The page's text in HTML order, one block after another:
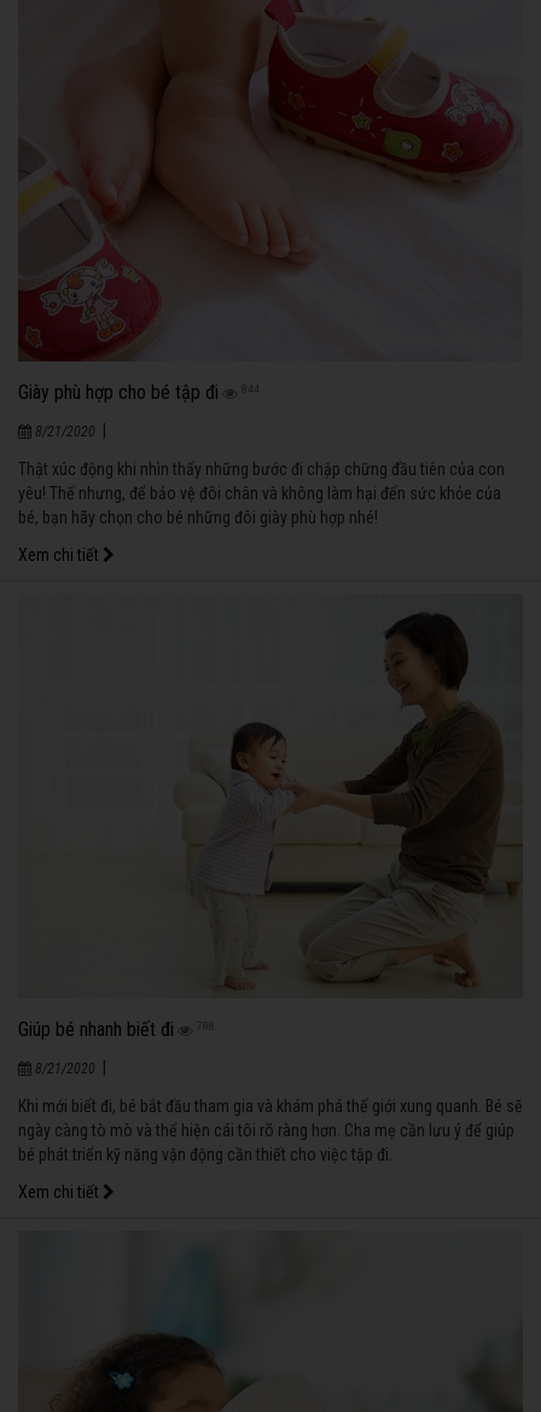
Giày phù hợp cho bé tập đi 844
8/21/2020
Thật xúc động khi nhìn thấy những bước đi chập chững đầu tiên của con
yêu! Thế nhưng, để bảo vệ đôi chân và không làm hại đến sức khỏe của
bé, bạn hãy chọn cho bé những đôi giày phù hợp nhé!
Xem chi tiết
Giúp bé nhanh biết đi 788
8/21/2020
Khi mới biết đi, bé bắt đầu tham gia và khám phá thế giới xung quanh. Bé sẽ
ngày càng tò mò và thể hiện cái tôi rõ ràng hơn. Cha mẹ cần lưu ý để giúp
bé phát triển kỹ năng vận động cần thiết cho việc tập đi.
Xem chi tiết